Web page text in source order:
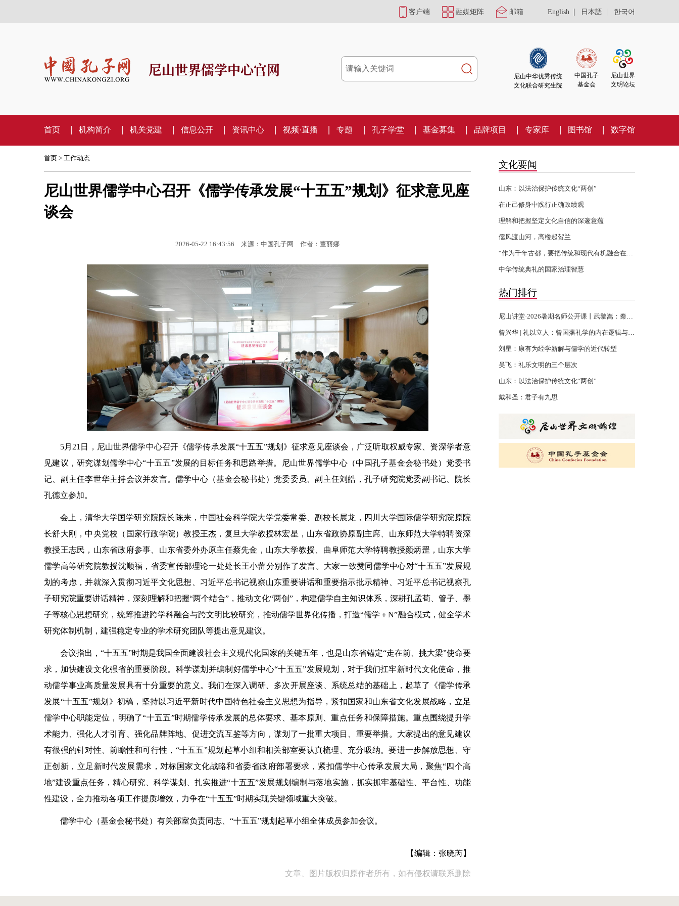
客户端 融媒矩阵 邮箱 English | 日本語 | 한국어
尼山世界儒学中心官网
尼山中华优秀传统
文化联合研究生院
中国孔子
基金会
尼山世界
文明论坛
首页 机构简介 机关党建 信息公开 资讯中心 视频·直播 专题 孔子学堂 基金募集 品牌项目 专家库 图书馆 数字馆
首页 > 工作动态
尼山世界儒学中心召开《儒学传承发展“十五五”规划》征求意见座
谈会
2026-05-22 16:43:56 来源：中国孔子网 作者：董丽娜
5月21日，尼山世界儒学中心召开《儒学传承发展“十五五”规划》征求意见座谈会，广泛听取权威专家、资深学者意
见建议，研究谋划儒学中心“十五五”发展的目标任务和思路举措。尼山世界儒学中心（中国孔子基金会秘书处）党委书
记、副主任李世华主持会议并发言。儒学中心（基金会秘书处）党委委员、副主任刘皓，孔子研究院党委副书记、院长
孔德立参加。
会上，清华大学国学研究院院长陈来，中国社会科学院大学党委常委、副校长展龙，四川大学国际儒学研究院原院
长舒大刚，中央党校（国家行政学院）教授王杰，复旦大学教授林宏星，山东省政协原副主席、山东师范大学特聘资深
教授王志民，山东省政府参事、山东省委外办原主任蔡先金，山东大学教授、曲阜师范大学特聘教授颜炳罡，山东大学
儒学高等研究院教授沈顺福，省委宣传部理论一处处长王小蕾分别作了发言。大家一致赞同儒学中心对“十五五”发展规
划的考虑，并就深入贯彻习近平文化思想、习近平总书记视察山东重要讲话和重要指示批示精神、习近平总书记视察孔
子研究院重要讲话精神，深刻理解和把握“两个结合”，推动文化“两创”，构建儒学自主知识体系，深耕孔孟荀、管子、墨
子等核心思想研究，统筹推进跨学科融合与跨文明比较研究，推动儒学世界化传播，打造“儒学＋N”融合模式，健全学术
研究体制机制，建强稳定专业的学术研究团队等提出意见建议。
会议指出，“十五五”时期是我国全面建设社会主义现代化国家的关键五年，也是山东省锚定“走在前、挑大梁”使命要
求，加快建设文化强省的重要阶段。科学谋划并编制好儒学中心“十五五”发展规划，对于我们扛牢新时代文化使命，推
动儒学事业高质量发展具有十分重要的意义。我们在深入调研、多次开展座谈、系统总结的基础上，起草了《儒学传承
发展“十五五”规划》初稿，坚持以习近平新时代中国特色社会主义思想为指导，紧扣国家和山东省文化发展战略，立足
儒学中心职能定位，明确了“十五五”时期儒学传承发展的总体要求、基本原则、重点任务和保障措施。重点围绕提升学
术能力、强化人才引育、强化品牌阵地、促进交流互鉴等方向，谋划了一批重大项目、重要举措。大家提出的意见建议
有很强的针对性、前瞻性和可行性，“十五五”规划起草小组和相关部室要认真梳理、充分吸纳。要进一步解放思想、守
正创新，立足新时代发展需求，对标国家文化战略和省委省政府部署要求，紧扣儒学中心传承发展大局，聚焦“四个高
地”建设重点任务，精心研究、科学谋划、扎实推进“十五五”发展规划编制与落地实施，抓实抓牢基础性、平台性、功能
性建设，全力推动各项工作提质增效，力争在“十五五”时期实现关键领域重大突破。
儒学中心（基金会秘书处）有关部室负责同志、“十五五”规划起草小组全体成员参加会议。
【编辑：张晓芮】
文章、图片版权归原作者所有，如有侵权请联系删除
文化要闻
山东：以法治保护传统文化“两创”
在正己修身中践行正确政绩观
理解和把握坚定文化自信的深邃意蕴
儒风渡山河，高楼起贺兰
中华传统典礼的国家治理智慧
热门排行
刘星：康有为经学新解与儒学的近代转型
吴飞：礼乐文明的三个层次
山东：以法治保护传统文化“两创”
戴和圣：君子有九思